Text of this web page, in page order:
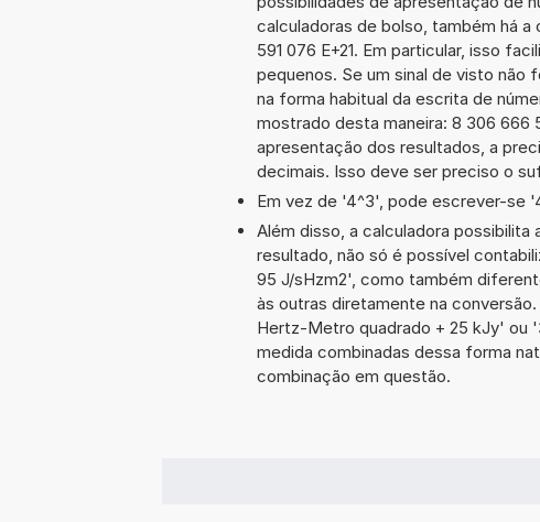
calculadoras de bolso, também há
591 076 E+21. Em particular, isso
pequenos. Se um sinal de visto não
na forma habitual da escrita de
mostrado desta maneira: 8 306 666
apresentação dos resultados, a
decimais. Isso deve ser preciso o
Em vez de '4^3', pode escrever-se
Além disso, a calculadora
resultado, não só é possível
95 J/sHzm2', como também
às outras diretamente na
Hertz-Metro quadrado + 25 kJy' ou
medida combinadas dessa forma
combinação em questão.